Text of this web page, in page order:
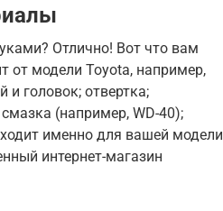
Отлично! Вот что вам
от модели Toyota, например,
и головок; отвертка;
(например, WD-40);
именно для вашей модели
интернет-магазин